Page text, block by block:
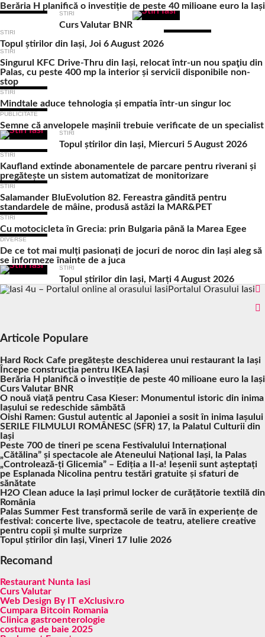
Berăria H planifică o investiție de peste 40 milioane euro la Iași
STIRI
Curs Valutar BNR
STIRI
Topul știrilor din Iași, Joi 6 August 2026
STIRI
Singurul KFC Drive-Thru din Iași, relocat într-un nou spaţiu din
Palas, cu peste 400 mp la interior și servicii disponibile non-
stop
STIRI
Mindtale aduce tehnologia și empatia într-un singur loc
PUBLICITATE
Semne că anvelopele mașinii trebuie verificate de un specialist
STIRI
Topul știrilor din Iași, Miercuri 5 August 2026
STIRI
Kaufland extinde abonamentele de parcare pentru riverani și
pregătește un sistem automatizat de monitorizare
STIRI
Salamander BluEvolution 82. Fereastra gândită pentru
standardele de mâine, produsă astăzi la MAR&PET
STIRI
Cu motocicleta în Grecia: prin Bulgaria până la Marea Egee
DIVERSE
De ce tot mai mulți pasionați de jocuri de noroc din Iași aleg să
se informeze înainte de a juca
STIRI
Topul știrilor din Iași, Marți 4 August 2026
Portalul Orasului Iasi
Articole Populare
Hard Rock Cafe pregătește deschiderea unui restaurant la Iași
Începe construcția pentru IKEA Iași
Berăria H planifică o investiție de peste 40 milioane euro la Iași
Curs Valutar BNR
O nouă viață pentru Casa Kieser: Monumentul istoric din inima
Iașului se redeschide sâmbătă
Oishi Ramen: Gustul autentic al Japoniei a sosit în inima Iașului
SERILE FILMULUI ROMÂNESC (SFR) 17, la Palatul Culturii din
Iași
Peste 700 de tineri pe scena Festivalului Internațional
„Cătălina” și spectacole ale Ateneului Național Iași, la Palas
„Controlează-ți Glicemia” – Ediția a II-a! Ieșenii sunt așteptați
pe Esplanada Nicolina pentru testări gratuite și sfaturi de
sănătate
H2O Clean aduce la Iași primul locker de curățătorie textilă din
România
Palas Summer Fest transformă serile de vară în experiențe de
festival: concerte live, spectacole de teatru, ateliere creative
pentru copii și multe surprize
Topul știrilor din Iași, Vineri 17 Iulie 2026
Recomand
Restaurant Nunta Iasi
Curs Valutar
Web Design By IT eXclusiv.ro
Cumpara Bitcoin Romania
Clinica gastroenterologie
costume de baie 2025